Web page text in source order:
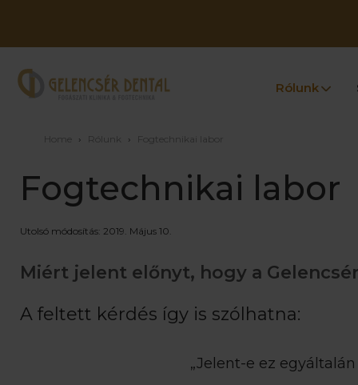
Rólunk
Home › Rólunk › Fogtechnikai labor
Fogtechnikai labor
Utolsó módosítás: 2019. Május 10.
Miért jelent előnyt, hogy a
A feltett kérdés így is szólhatna:
„Jelent-e ez